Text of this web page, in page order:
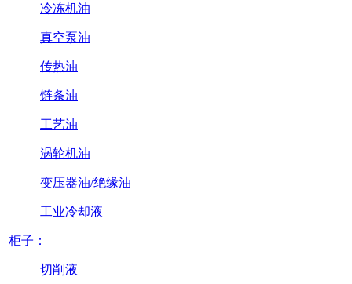
冷冻机油
真空泵油
传热油
链条油
工艺油
涡轮机油
变压器油/绝缘油
工业冷却液
柜子：
切削液